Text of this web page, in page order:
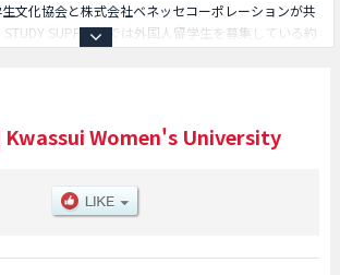
文化協会と株式会社ベネッセコーポレーションが共
SUPPORTでは外国人留学生を募集している約
等、学部別情報や、募集定員や合格者数など入試情
など外国人留学生に必要な情報を掲載しているので
Kwassui Women's University